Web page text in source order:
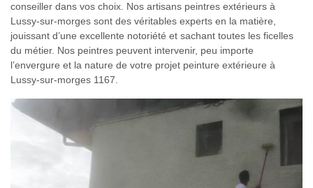
conseiller dans vos choix. Nos artisans peintres extérieurs à
Lussy-sur-morges sont des véritables experts en la matière,
jouissant d’une excellente notoriété et sachant toutes les ficelles
du métier. Nos peintres peuvent intervenir, peu importe
l’envergure et la nature de votre projet peinture extérieure à
Lussy-sur-morges 1167.